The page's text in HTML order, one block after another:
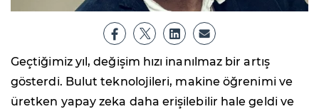
Geçtiğimiz yıl, değişim hızı inanılmaz bir artış
gösterdi. Bulut teknolojileri, makine öğrenimi ve
üretken yapay zeka daha erişilebilir hale geldi ve